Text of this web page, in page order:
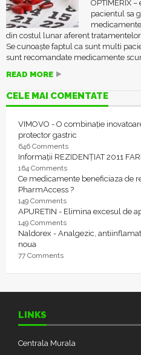
OPTIMERIX
pacientul sa
din costul lunar aferent
Se cunoaște faptul ca sunt multi
sunt recomandate medicamente
READ MORE
CELE MAI COMENTATE
VIMOVO - O combinație
protector gastric
646 Comments
Informații REZIDENȚIAT 2011
164 Comments
Ce medicamente beneficiaza de
PharmAccess ?
149 Comments
APURETIN - Elimina excesul de
149 Comments
Naldorex - Analgezic,
noua
77 Comments
LINKS
Centrala Murala